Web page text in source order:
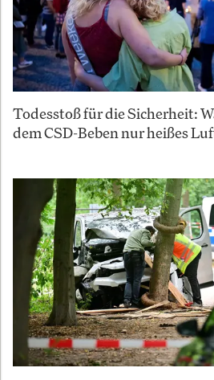
Todesstoß für die Sicherheit:
dem CSD-Beben nur heißes